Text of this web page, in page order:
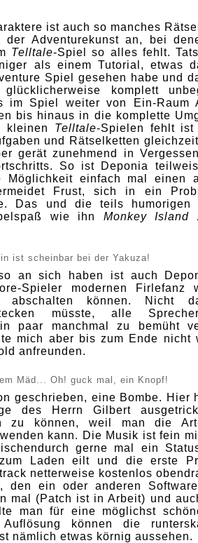
ist auch so manches
Adventurekunst an, bei
Telltale-Spiel so alles fehlt.
als einem Tutorial, etwas
Spiel gesehen habe und
komplett
im Spiel weiter von Ein-Raum
bis hinaus in die komplette
kleinen Telltale-Spielen fehlt ist
und Rätselketten
gerät zunehmend in
So ist Deponia
einfach mal einen
Frust, sich in ein
Das und die teils humorigen
wie ihn Monkey Island
ist scheinbar bei der Yakuza!
an sich haben ist auch
Spieler modernen Firlefanz
abschalten können. Nicht
müsste, alle
paar manchmal zu bemüht
mich aber bis zum Ende nicht
anfreunden.
Mäd... Oh! guck mal, ein Knopf!
geschrieben, eine Bombe. Hier
des Herrn Gilbert
zu können, weil man die
kann. Die Musik ist fein
gerne mal ein
Laden eilt und die erste
netterweise kostenlos
den ein oder anderen
mal (Patch ist in Arbeit) und
man für eine möglichst
können die
nämlich etwas körnig aussehen.